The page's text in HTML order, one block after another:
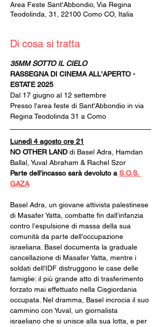
Area Feste Sant'Abbondio, Via Regina
Teodolinda, 31, 22100 Como CO, Italia
Di cosa si tratta
35MM SOTTO IL CIELO
RASSEGNA DI CINEMA ALL'APERTO -
ESTATE 2025
Dal 17 giugno al 12 settembre
Presso l'area feste di Sant'Abbondio in via
Regina Teodolinda 31 a Como
Lunedì 4 agosto ore 21
NO OTHER LAND di Basel Adra, Hamdan
Ballal, Yuval Abraham & Rachel Szor
Parte dell'incasso sarà devoluto a S.O.S.
GAZA
Basel Adra, un giovane attivista palestinese
di Masafer Yatta, combatte fin dall’infanzia
contro l’espulsione di massa della sua
comunità da parte dell’occupazione
israeliana. Basel documenta la graduale
cancellazione di Masafer Yatta, mentre i
soldati dell'IDF distruggono le case delle
famiglie: il più grande atto di trasferimento
forzato mai effettuato nella Cisgiordania
occupata. Nel dramma, Basel incrocia il suo
cammino con Yuval, un giornalista
israeliano che si unisce alla sua lotta, e per